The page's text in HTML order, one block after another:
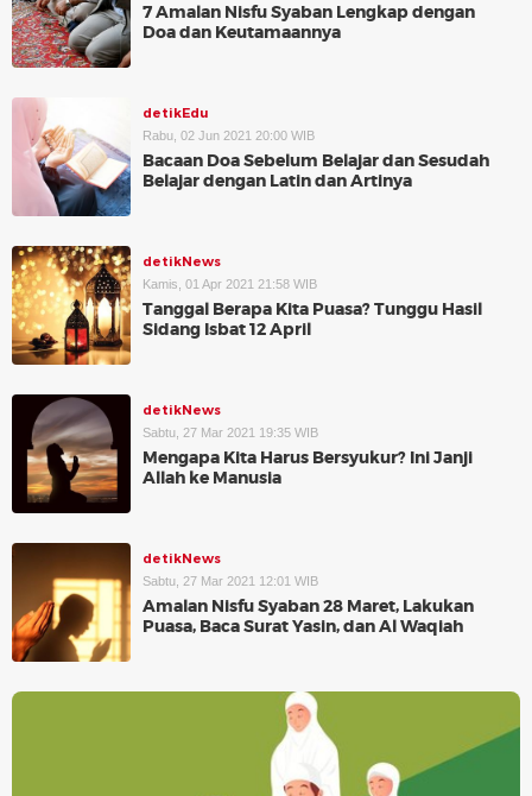
7 Amalan Nisfu Syaban Lengkap dengan
Doa dan Keutamaannya
detikEdu
Rabu, 02 Jun 2021 20:00 WIB
Bacaan Doa Sebelum Belajar dan Sesudah
Belajar dengan Latin dan Artinya
detikNews
Kamis, 01 Apr 2021 21:58 WIB
Tanggal Berapa Kita Puasa? Tunggu Hasil
Sidang Isbat 12 April
detikNews
Sabtu, 27 Mar 2021 19:35 WIB
Mengapa Kita Harus Bersyukur? Ini Janji
Allah ke Manusia
detikNews
Sabtu, 27 Mar 2021 12:01 WIB
Amalan Nisfu Syaban 28 Maret, Lakukan
Puasa, Baca Surat Yasin, dan Al Waqiah